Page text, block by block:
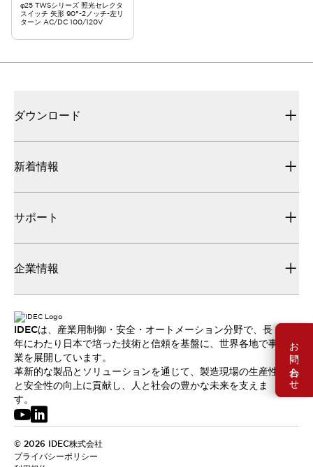
お問い合わせ
φ25 TWSシリーズ 照光セレクタ
スイッチ 矢形 90°-2ノッチ-左リ
ターン AC/DC 100/120V
ダウンロード
新着情報
サポート
企業情報
IDECは、産業用制御・安全・オートメーション分野で、長
年にわたり日本で培った技術と信頼を基盤に、世界各地で事
業を展開しています。
革新的な製品とソリューションを通じて、製造現場の生産性
と安全性の向上に貢献し、人と社会の豊かな未来を支えま
す。
© 2026 IDEC株式会社
プライバシーポリシー